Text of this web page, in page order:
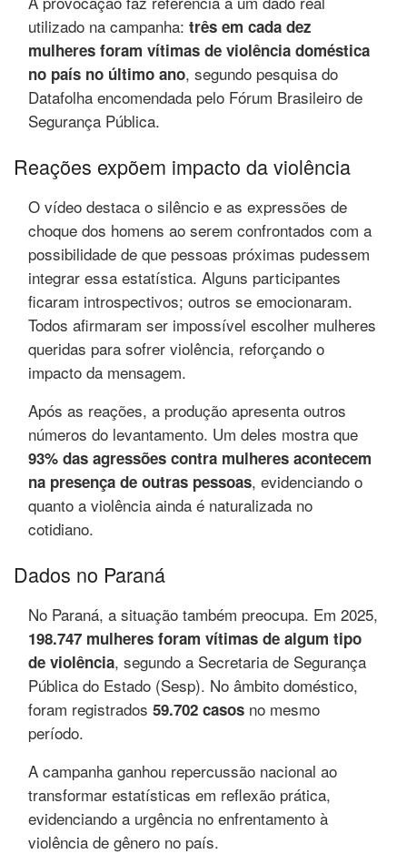
utilizado na campanha: três em cada dez
mulheres foram vítimas de violência doméstica
no país no último ano, segundo pesquisa do
Datafolha encomendada pelo Fórum Brasileiro de
Segurança Pública.
Reações expõem impacto da violência
O vídeo destaca o silêncio e as expressões de
choque dos homens ao serem confrontados com a
possibilidade de que pessoas próximas pudessem
integrar essa estatística. Alguns participantes
ficaram introspectivos; outros se emocionaram.
Todos afirmaram ser impossível escolher mulheres
queridas para sofrer violência, reforçando o
impacto da mensagem.
Após as reações, a produção apresenta outros
números do levantamento. Um deles mostra que
93% das agressões contra mulheres acontecem
na presença de outras pessoas, evidenciando o
quanto a violência ainda é naturalizada no
cotidiano.
Dados no Paraná
No Paraná, a situação também preocupa. Em 2025,
198.747 mulheres foram vítimas de algum tipo
de violência, segundo a Secretaria de Segurança
Pública do Estado (Sesp). No âmbito doméstico,
foram registrados 59.702 casos no mesmo
período.
A campanha ganhou repercussão nacional ao
transformar estatísticas em reflexão prática,
evidenciando a urgência no enfrentamento à
violência de gênero no país.